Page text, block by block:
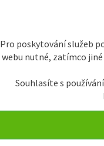
Pro poskytování služeb
webu nutné, zatímco
Souhlasíte s
Roboty
Škrabky
řazení: